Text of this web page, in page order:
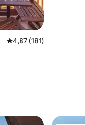
Note moyenne de 4,87
4,87 (181)